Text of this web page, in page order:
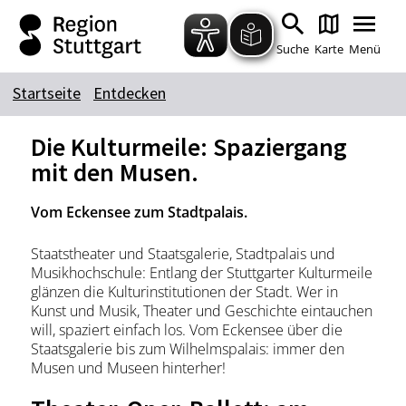
Zum Hauptinhalt springen
Zur Suche springen
Zur Hauptnavigation
Zum Footer springen
Suche Karte Menü
Suchbegriff
Citytour
Übernachtung
Erlebnisse
Essen & Trinken
Wein
Automobil
Kultur
Feste & Highlights
Startseite Entdecken
Die Kulturmeile: Spaziergang
mit den Musen.
Vom Eckensee zum Stadtpalais.
Staatstheater und Staatsgalerie, Stadtpalais und
Musikhochschule: Entlang der Stuttgarter Kulturmeile
glänzen die Kulturinstitutionen der Stadt. Wer in
Kunst und Musik, Theater und Geschichte eintauchen
will, spaziert einfach los. Vom Eckensee über die
Staatsgalerie bis zum Wilhelmspalais: immer den
Musen und Museen hinterher!